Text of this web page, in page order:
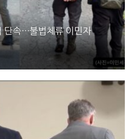
단속…불법체류 이민자